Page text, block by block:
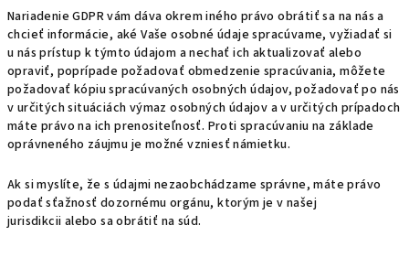
Nariadenie GDPR vám dáva okrem iného právo obrátiť sa na nás a
chcieť informácie, aké Vaše osobné údaje spracúvame, vyžiadať si
u nás prístup k týmto údajom a nechať ich aktualizovať alebo
opraviť, poprípade požadovať obmedzenie spracúvania, môžete
požadovať kópiu spracúvaných osobných údajov, požadovať po nás
v určitých situáciách výmaz osobných údajov a v určitých prípadoch
máte právo na ich prenositeľnosť. Proti spracúvaniu na základe
oprávneného záujmu je možné vzniesť námietku.
Ak si myslíte, že s údajmi nezaobchádzame správne, máte právo
podať sťažnosť dozornému orgánu, ktorým je v našej
jurisdikcii alebo sa obrátiť na súd.